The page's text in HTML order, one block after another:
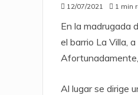
12/07/2021 1 min
En la madrugada
el barrio La Villa,
Al lugar se dirige